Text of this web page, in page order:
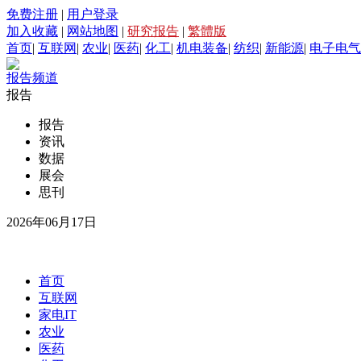
免费注册 | 用户登录
加入收藏 | 网站地图 | 研究报告 | 繁體版
首页| 互联网 | 农业| 医药| 化工| 机电装备| 纺织| 新能源| 电子电气
报告频道
报告
报告
资讯
数据
展会
思刊
2026年06月17日
首页
互联网
家电IT
农业
医药